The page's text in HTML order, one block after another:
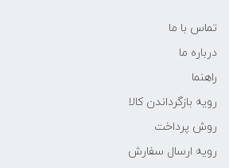
تماس با ما
درباره ما
راهنما
رویه‌ بازگرداندن کالا
روش پرداخت
رویه ارسال سفارش